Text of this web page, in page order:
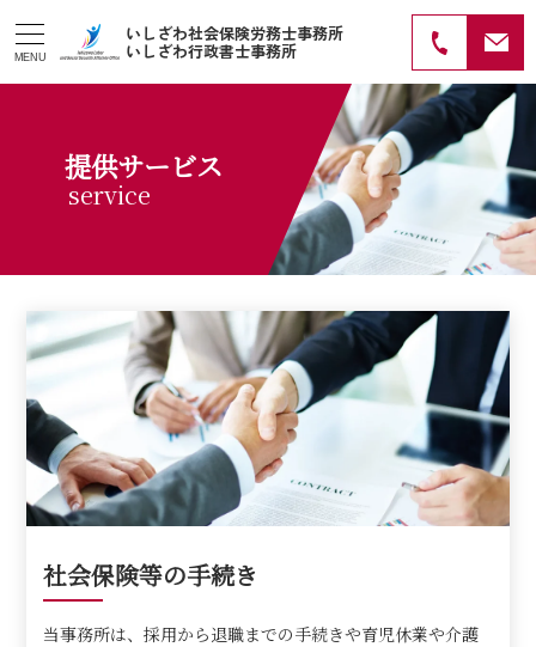
MENU
いしざわ社会保険労務士事務所
いしざわ行政書士事務所
提供サービス
service
社会保険等の手続き
当事務所は、採用から退職までの手続きや育児休業や介護